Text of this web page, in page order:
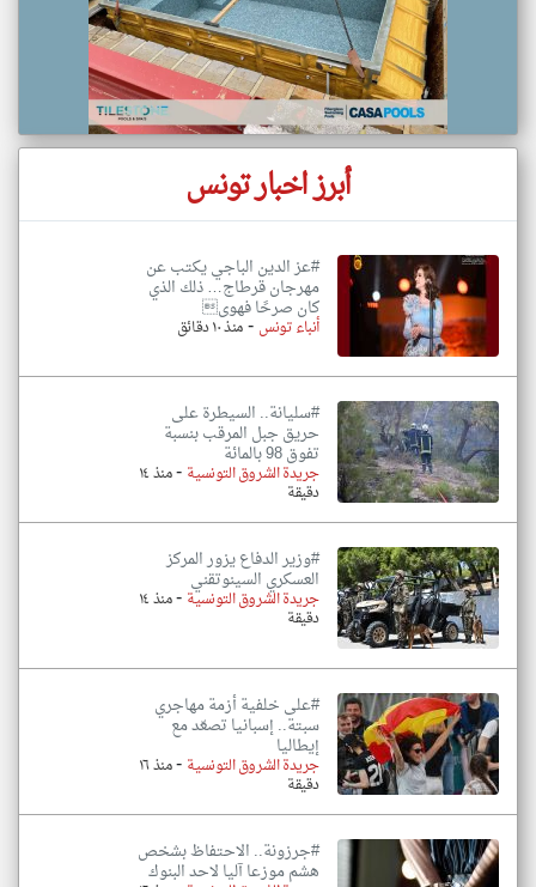
أبرز اخبار تونس
#عز الدين الباجي يكتب عن
مهرجان قرطاج… ذلك الذي
كان صرحًا فهوى
أنباء تونس -منذ ١٠ دقائق
#سليانة.. السيطرة على
حريق جبل المرقب بنسبة
تفوق 98 بالمائة
جريدة الشروق التونسية - منذ ١٤
دقيقة
#وزير الدفاع يزور المركز
العسكري السينوتقني
جريدة الشروق التونسية - منذ ١٤
دقيقة
#على خلفية أزمة مهاجري
سبتة.. إسبانيا تصعّد مع
إيطاليا
جريدة الشروق التونسية - منذ ١٦
دقيقة
#جرزونة.. الاحتفاظ بشخص
هشم موزعا آليا لاحد البنوك